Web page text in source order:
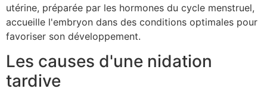
utérine, préparée par les hormones du cycle menstruel,
accueille l'embryon dans des conditions optimales pour
favoriser son développement.
Les causes d'une nidation
tardive